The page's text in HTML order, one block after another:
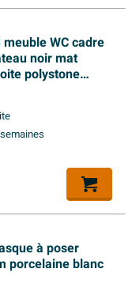
WC cadre
noir mat
polystone
à poser
porcelaine blanc